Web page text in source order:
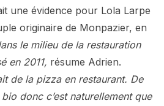
une évidence pour Lola Larpe
originaire de Monpazier, en
le milieu de la restauration
en 2011, résume Adrien.
de la pizza en restaurant. De
donc c’est naturellement que